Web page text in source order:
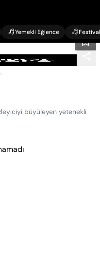
Yemekli Eğlence Festival
.
büyüleyen yetenekli